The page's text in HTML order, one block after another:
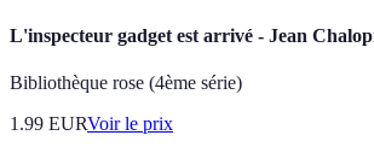
L'inspecteur gadget est arrivé - Jean
Bibliothèque rose (4ème série)
1.99 EURVoir le prix